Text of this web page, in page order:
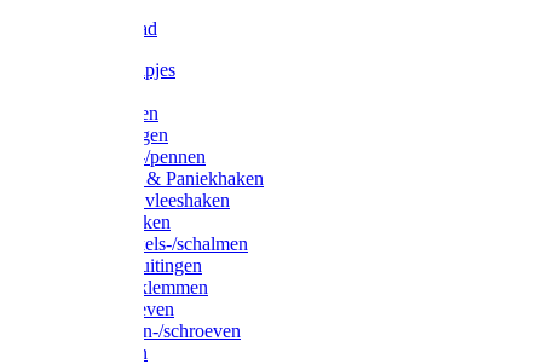
Waslijndraad
Simplexknipjes
Sleutelringen
Gelaste ringen
Borgveren-/pennen
Musketons & Paniekhaken
S-haken & vleeshaken
Karabijnhaken
Noodschakels-/schalmen
Harp-/D-sluitingen
Staaldraadklemmen
Spanschroeven
Ringmoeren-/schroeven
Puntkousen